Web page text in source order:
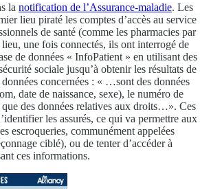
la notification de l’Assurance-maladie. Les
lieu piraté les comptes d’accès au service
de santé (comme les pharmacies par
une fois connectés, ils ont interrogé de
de données « InfoPatient » en utilisant des
sociale jusqu’à obtenir les résultats de
concernées : « …sont des données
date de naissance, sexe), le numéro de
des données relatives aux droits…». Ces
les assurés, ce qui va permettre aux
escroqueries, communément appelées
ciblé), ou de tenter d’accéder à
ces informations.